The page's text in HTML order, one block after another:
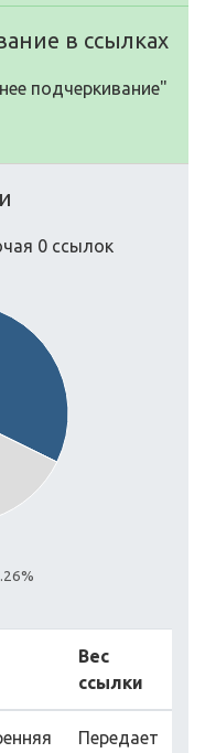
в ссылках
подчеркивание"
0 ссылок
Вес
ссылки
Передает